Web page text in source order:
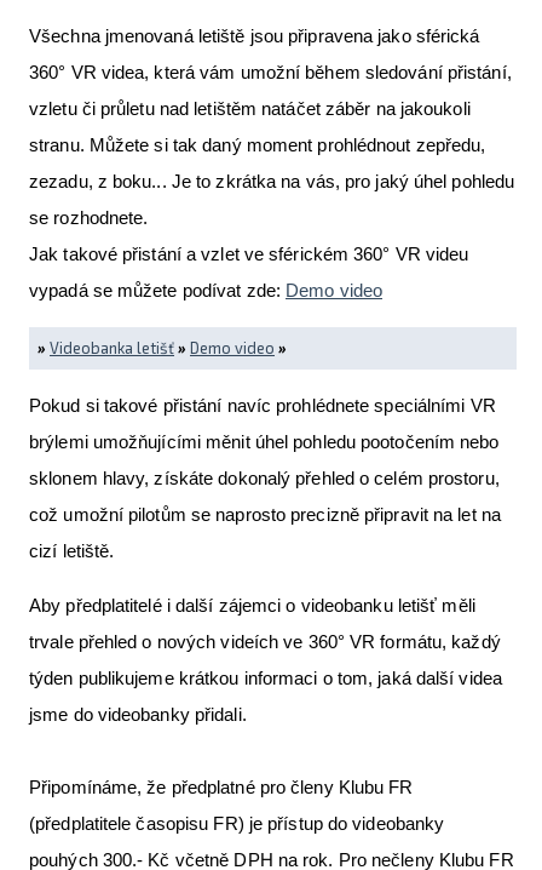
Všechna jmenovaná letiště jsou připravena jako sférická
360° VR videa, která vám umožní během sledování přistání,
vzletu či průletu nad letištěm natáčet záběr na jakoukoli
stranu. Můžete si tak daný moment prohlédnout zepředu,
zezadu, z boku... Je to zkrátka na vás, pro jaký úhel pohledu
se rozhodnete.
Jak takové přistání a vzlet ve sférickém 360° VR videu
vypadá se můžete podívat zde: Demo video
» Videobanka letišť» Demo video »
Pokud si takové přistání navíc prohlédnete speciálními VR
brýlemi umožňujícími měnit úhel pohledu pootočením nebo
sklonem hlavy, získáte dokonalý přehled o celém prostoru,
což umožní pilotům se naprosto precizně připravit na let na
cizí letiště.
Aby předplatitelé i další zájemci o videobanku letišť měli
trvale přehled o nových videích ve 360° VR formátu, každý
týden publikujeme krátkou informaci o tom, jaká další videa
jsme do videobanky přidali.
Připomínáme, že předplatné pro členy Klubu FR
(předplatitele časopisu FR) je přístup do videobanky
pouhých 300.- Kč včetně DPH na rok. Pro nečleny Klubu FR